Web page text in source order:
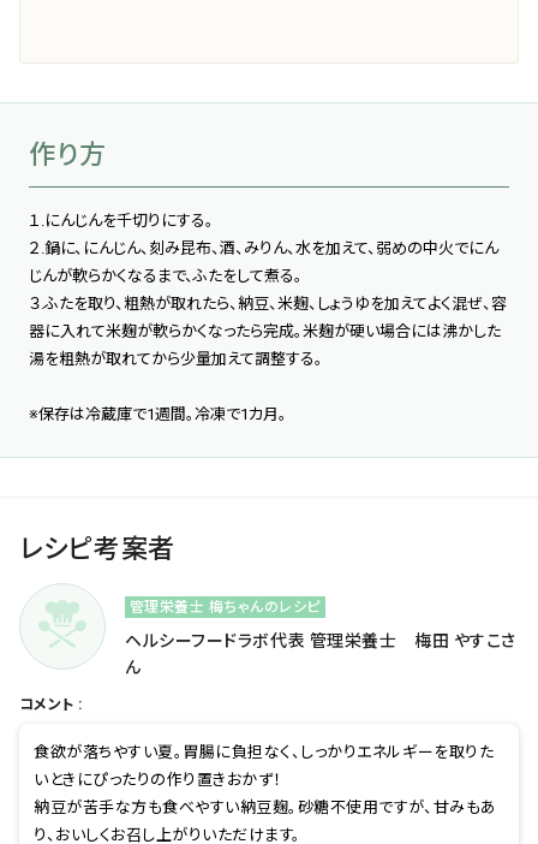
作り方
１.にんじんを千切りにする。
２.鍋に、にんじん、刻み昆布、酒、みりん、水を加えて、弱めの中火でにん
じんが軟らかくなるまで、ふたをして煮る。
３.ふたを取り、粗熱が取れたら、納豆、米麹、しょうゆを加えてよく混ぜ、容
器に入れて米麹が軟らかくなったら完成。米麹が硬い場合には沸かした
湯を粗熱が取れてから少量加えて調整する。
※保存は冷蔵庫で1週間。冷凍で1カ月。
レシピ考案者
管理栄養士 梅ちゃんのレシピ
ヘルシーフードラボ代表 管理栄養士 梅田 やすこさ
ん
コメント :
食欲が落ちやすい夏。胃腸に負担なく、しっかりエネルギーを取りた
いときにぴったりの作り置きおかず！
納豆が苦手な方も食べやすい納豆麹。砂糖不使用ですが、甘みもあ
り、おいしくお召し上がりいただけます。